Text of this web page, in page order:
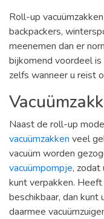
Roll-up
backpackers,
meenemen dan er
bijkomend voordeel
zelfs wanneer u reist
Naast de roll-up
vacuümzakken veel
vacuüm worden
vacuümpompje, zodat
kunt verpakken.
beschikbaar, dan kunt
daarmee